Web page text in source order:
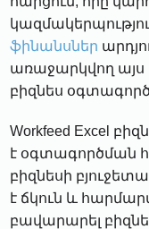
ֆինանսներ
առաջարկվող այս
բիզնես
Workfeed Excel
է օգտագործման
բիզնեսի
է ճկուն և
բավարարել